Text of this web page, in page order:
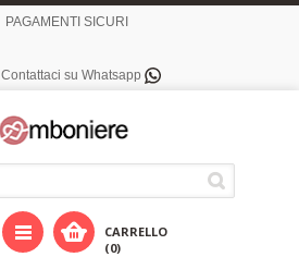
PAGAMENTI SICURI
Contattaci su Whatsapp
CARRELLO
(0)